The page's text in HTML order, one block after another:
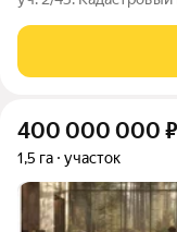
Участок не угловой,
асфальтированный.
400 000 000 ₽
1,5 га участок